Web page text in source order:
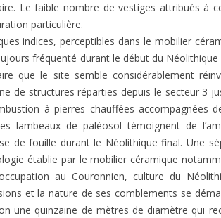
Le faible nombre de vestiges attribués à
particulière.
indices, perceptibles dans le mobilier
fréquenté durant le début du
que le site semble considérablement
de structures réparties depuis le secteur 3
à pierres chauffées accompagnées
lambeaux de paléosol témoignent de
de fouille durant le Néolithique final. Une
établie par le mobilier céramique
au Couronnien, culture du
et la nature de ses comblements se
une quinzaine de mètres de diamètre qui